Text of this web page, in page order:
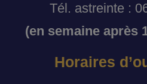
Tél. astreinte :
(en semaine après
Horaires